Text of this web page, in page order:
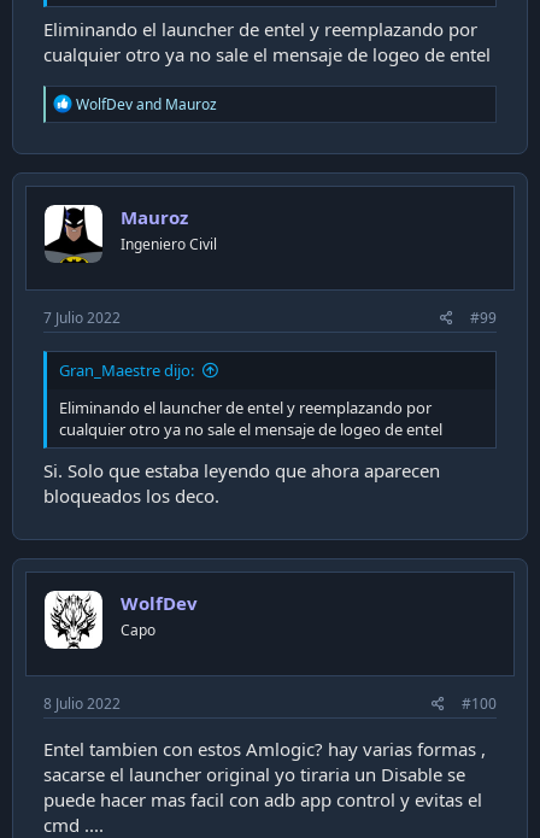
Eliminando el launcher de entel y reemplazando por
cualquier otro ya no sale el mensaje de logeo de entel
R
e
c
t
o
n
s
WolfDevand Mauroz
Mauroz
Ingeniero Civil
7 Julio 2022 #99
Gran_Maestre dijo:
Eliminando el launcher de entel y reemplazando por
cualquier otro ya no sale el mensaje de logeo de entel
Si. Solo que estaba leyendo que ahora aparecen
bloqueados los deco.
WolfDev
Capo
8 Julio 2022 #100
Entel tambien con estos Amlogic? hay varias formas ,
sacarse el launcher original yo tiraria un Disable se
puede hacer mas facil con adb app control y evitas el
cmd ....